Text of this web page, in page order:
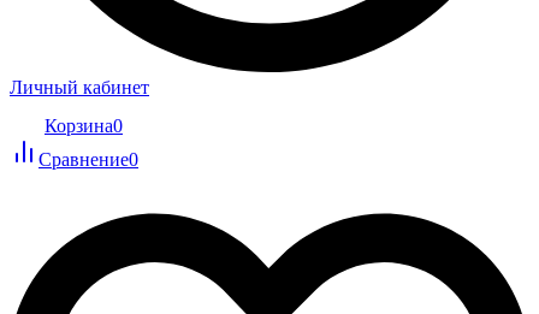
Личный кабинет
Корзина0
Сравнение0